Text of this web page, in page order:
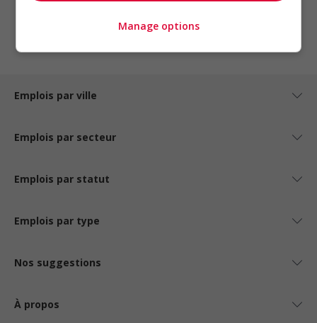
1
Emplois par ville
Emplois par secteur
Emplois par statut
Emplois par type
Nos suggestions
À propos
Manage options